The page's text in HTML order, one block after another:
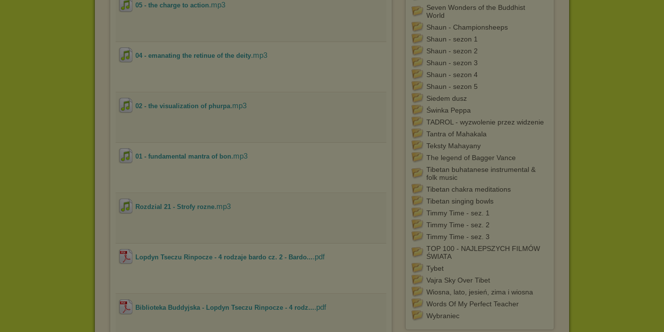
W przypadku braku twojej zgody na akceptację cookies niestety
Zaufanych Partnerów
(dostosowanie reklam do Twoich potrzeb, analiza skuteczności działań
Wyrażenie sprzeciwu spowoduje, że wyświetlana Ci reklama nie
będzie dopasowana do Twoich preferencji, a będzie to reklama
Istnieje możliwość zmiany ustawień przeglądarki internetowej w
sposób uniemożliwiający przechowywanie plików cookies na
urządzeniu końcowym. Można również usunąć pliki cookies,
dokonując odpowiednich zmian w ustawieniach przeglądarki
Pełną informację na ten temat znajdziesz pod adresem
Seven Wonders of the Buddhist
World
Shaun - Championsheeps
Shaun - sezon 1
Shaun - sezon 2
Shaun - sezon 3
Shaun - sezon 4
Shaun - sezon 5
Siedem dusz
Świnka Peppa
TADROL - wyzwolenie przez widzenie
Tantra of Mahakala
Teksty Mahayany
The legend of Bagger Vance
Tibetan buhatanese instrumental &
folk music
Tibetan chakra meditations
Tibetan singing bowls
Timmy Time - sez. 1
Timmy Time - sez. 2
Timmy Time - sez. 3
TOP 100 - NAJLEPSZYCH FILMÓW
ŚWIATA
Tybet
Vajra Sky Over Tibet
Wiosna, lato, jesień, zima i wiosna
Words Of My Perfect Teacher
Wybraniec
05 - the charge to action.mp3
04 - emanating the retinue of the deity.mp3
02 - the visualization of phurpa.mp3
01 - fundamental mantra of bon.mp3
Rozdzial 21 - Strofy rozne.mp3
Lopdyn Tseczu Rinpocze - 4 rodzaje bardo cz. 2 - Bardo....pdf
Biblioteka Buddyjska - Lopdyn Tseczu Rinpocze - 4 rodz....pdf